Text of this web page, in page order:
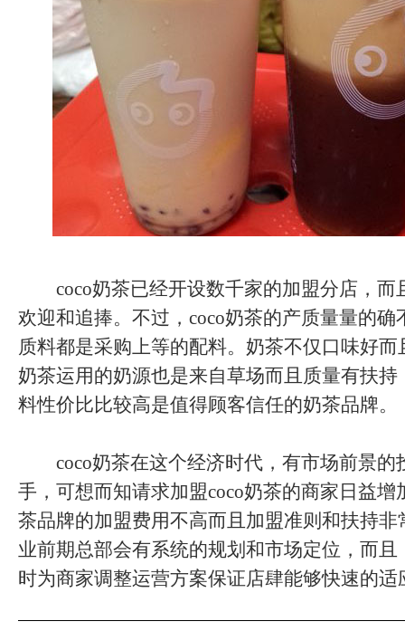
coco奶茶已经开设数千家的加盟分店，而
欢迎和追捧。不过，coco奶茶的产质量量的确
质料都是采购上等的配料。奶茶不仅口味好而
奶茶运用的奶源也是来自草场而且质量有扶
料性价比比较高是值得顾客信任的奶茶品牌。
coco奶茶在这个经济时代，有市场前景的
手，可想而知请求加盟coco奶茶的商家日益增
茶品牌的加盟费用不高而且加盟准则和扶持非
业前期总部会有系统的规划和市场定位，而且
时为商家调整运营方案保证店肆能够快速的适